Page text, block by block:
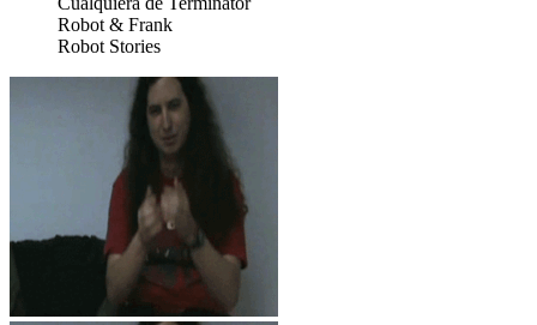
Robot & Frank
Robot Stories